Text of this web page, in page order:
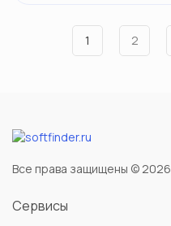
1 2
Все права защищены © 2026
Сервисы